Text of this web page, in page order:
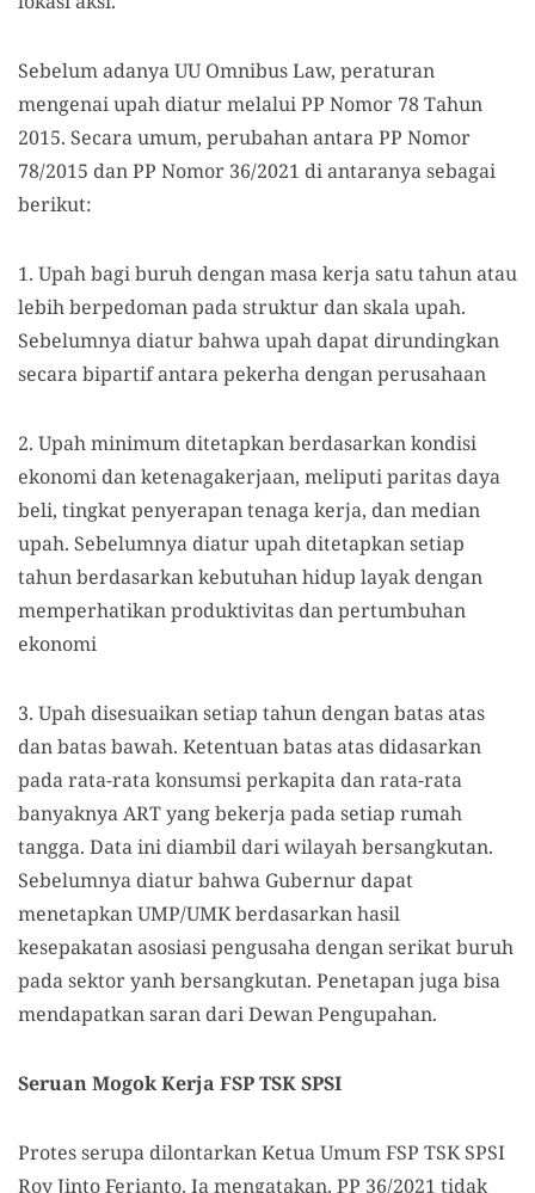
Sebelum adanya UU Omnibus Law, peraturan
mengenai upah diatur melalui PP Nomor 78 Tahun
2015. Secara umum, perubahan antara PP Nomor
78/2015 dan PP Nomor 36/2021 di antaranya sebagai
berikut:
1. Upah bagi buruh dengan masa kerja satu tahun atau
lebih berpedoman pada struktur dan skala upah.
Sebelumnya diatur bahwa upah dapat dirundingkan
secara bipartif antara pekerha dengan perusahaan
2. Upah minimum ditetapkan berdasarkan kondisi
ekonomi dan ketenagakerjaan, meliputi paritas daya
beli, tingkat penyerapan tenaga kerja, dan median
upah. Sebelumnya diatur upah ditetapkan setiap
tahun berdasarkan kebutuhan hidup layak dengan
memperhatikan produktivitas dan pertumbuhan
ekonomi
3. Upah disesuaikan setiap tahun dengan batas atas
dan batas bawah. Ketentuan batas atas didasarkan
pada rata-rata konsumsi perkapita dan rata-rata
banyaknya ART yang bekerja pada setiap rumah
tangga. Data ini diambil dari wilayah bersangkutan.
Sebelumnya diatur bahwa Gubernur dapat
menetapkan UMP/UMK berdasarkan hasil
kesepakatan asosiasi pengusaha dengan serikat buruh
pada sektor yanh bersangkutan. Penetapan juga bisa
mendapatkan saran dari Dewan Pengupahan.
Seruan Mogok Kerja FSP TSK SPSI
Protes serupa dilontarkan Ketua Umum FSP TSK SPSI
Roy Jinto Ferianto. Ia mengatakan, PP 36/2021 tidak